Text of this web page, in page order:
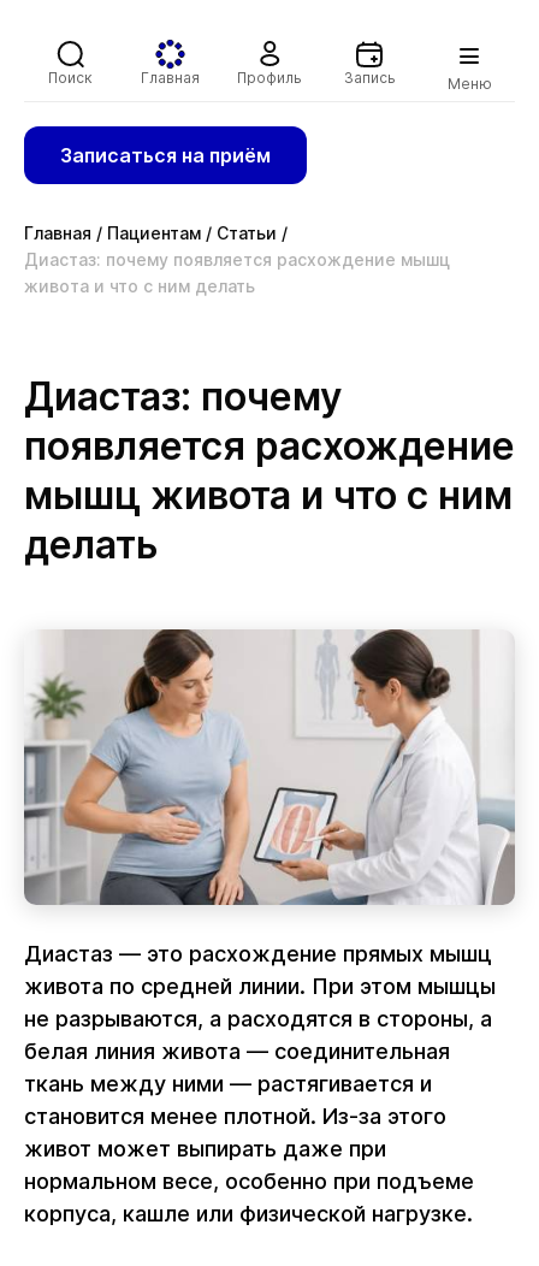
Поиск Главная Профиль Запись Меню
Записаться на приём
Главная / Пациентам / Статьи /
Диастаз: почему появляется расхождение мышц
живота и что с ним делать
Диастаз: почему
появляется расхождение
мышц живота и что с ним
делать
Диастаз — это расхождение прямых мышц
живота по средней линии. При этом мышцы
не разрываются, а расходятся в стороны, а
белая линия живота — соединительная
ткань между ними — растягивается и
становится менее плотной. Из-за этого
живот может выпирать даже при
нормальном весе, особенно при подъеме
корпуса, кашле или физической нагрузке.